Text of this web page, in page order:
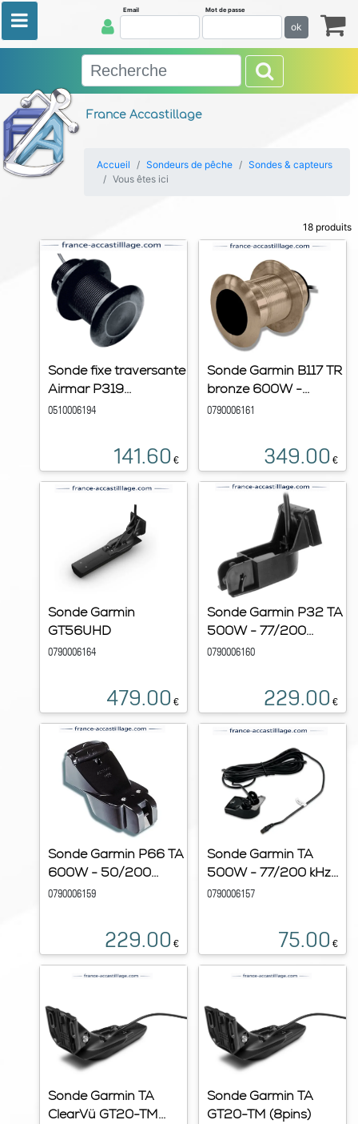
France Accastillage
Email Mot de passe
ok
Accueil Sondeurs de pêche
Sondes & capteurs
Vous êtes ici
18 produits
Sonde fixe traversante
Airmar P319...
0510006194
141.60 €
Sonde Garmin B117 TR
bronze 600W -...
0790006161
349.00 €
Sonde Garmin
GT56UHD
0790006164
479.00 €
Sonde Garmin P32 TA
500W - 77/200...
0790006160
229.00 €
Sonde Garmin P66 TA
600W - 50/200...
0790006159
229.00 €
Sonde Garmin TA
500W - 77/200 kHz...
0790006157
75.00 €
Sonde Garmin TA
ClearVü GT20-TM...
Sonde Garmin TA
GT20-TM (8pins)